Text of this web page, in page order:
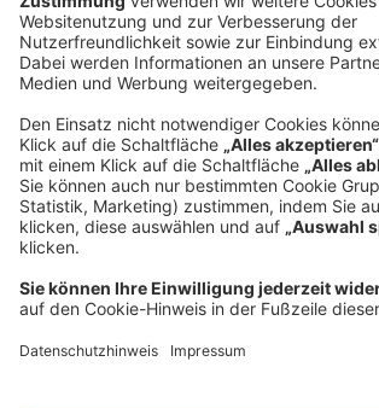
Kritischer Wasserzugang:
Die vom Colorado River versorgte US-
Region leidet unter Engpässen, verstärkt
durch veraltete Wasserrechte und die